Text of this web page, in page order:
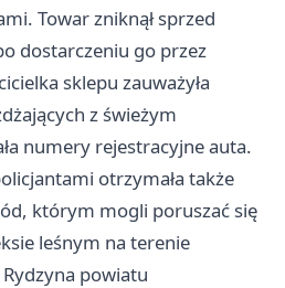
Towar zniknął sprzed
dostarczeniu go przez
sklepu zauważyła
z świeżym
numery rejestracyjne auta.
otrzymała także
którym mogli poruszać się
leśnym na terenie
powiatu